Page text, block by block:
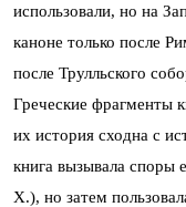
использовали, но на
каноне только после
после Трулльского
Греческие фрагменты
их история сходна с
книга вызывала споры
Х.), но затем